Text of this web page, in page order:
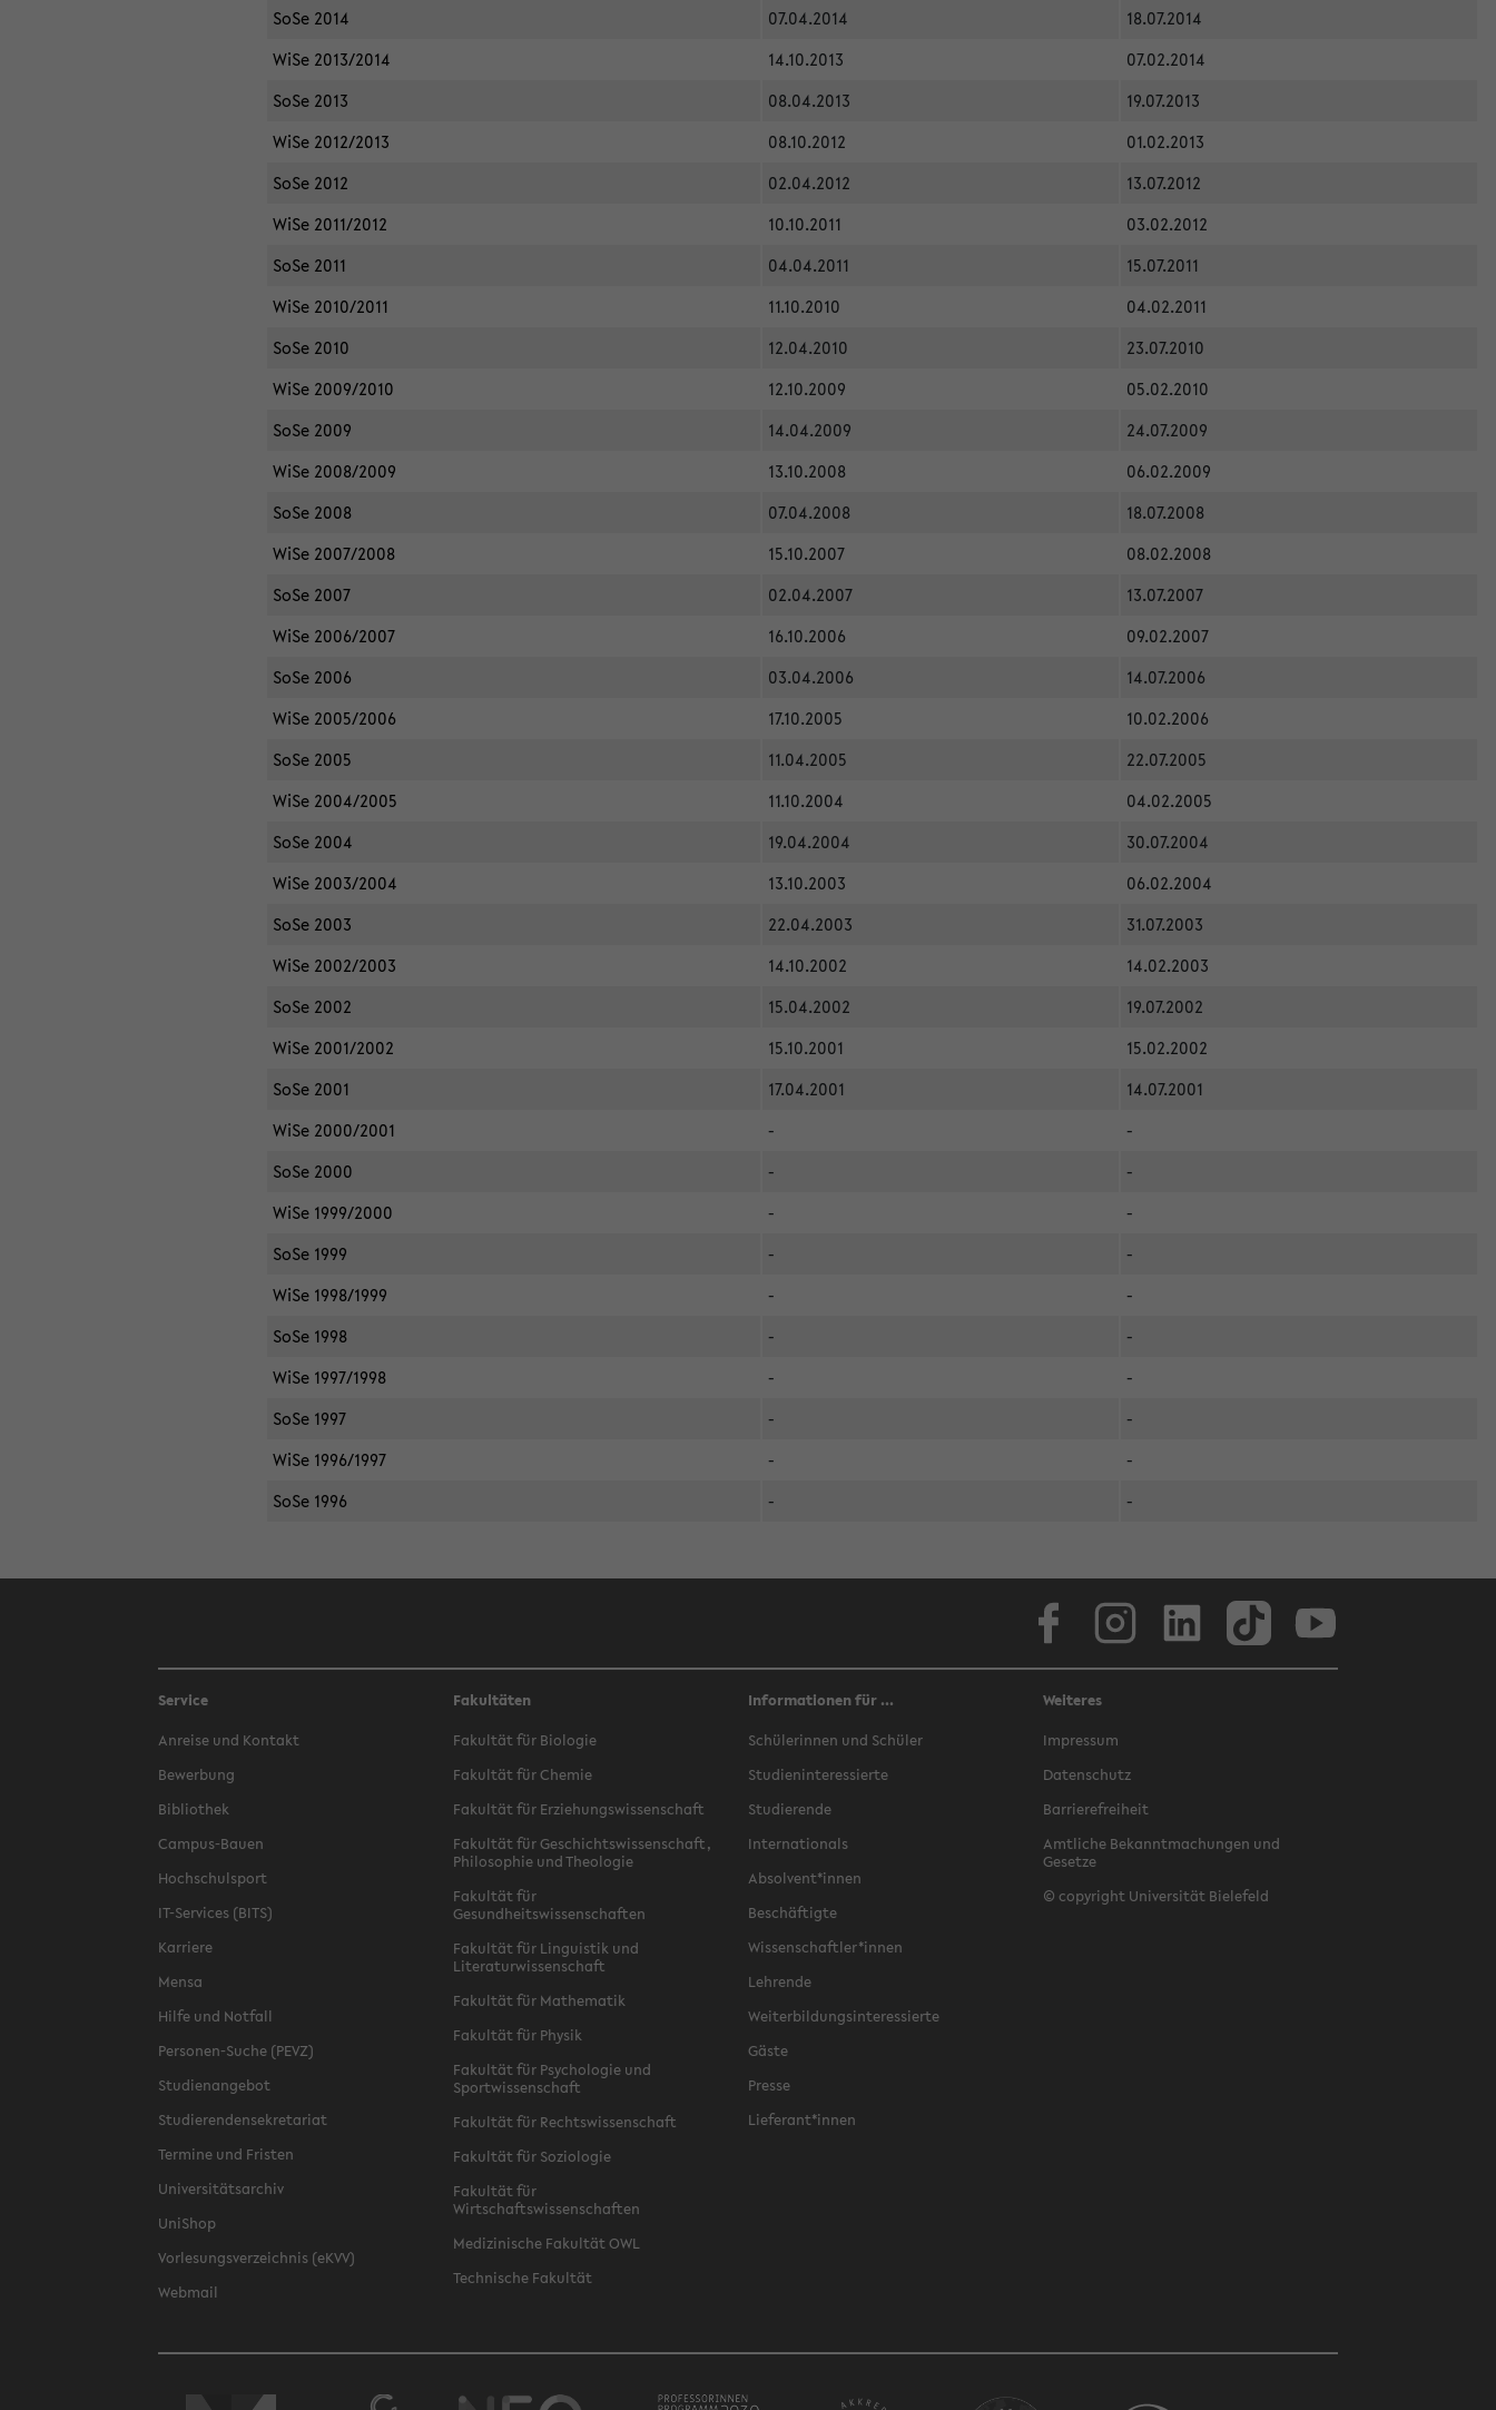
SoSe 2014
07.04.2014
18.07.2014
WiSe 2013/2014
14.10.2013
07.02.2014
SoSe 2013
08.04.2013
19.07.2013
WiSe 2012/2013
08.10.2012
01.02.2013
SoSe 2012
02.04.2012
13.07.2012
WiSe 2011/2012
10.10.2011
03.02.2012
SoSe 2011
04.04.2011
15.07.2011
WiSe 2010/2011
11.10.2010
04.02.2011
SoSe 2010
12.04.2010
23.07.2010
WiSe 2009/2010
12.10.2009
05.02.2010
SoSe 2009
14.04.2009
24.07.2009
WiSe 2008/2009
13.10.2008
06.02.2009
SoSe 2008
07.04.2008
18.07.2008
WiSe 2007/2008
15.10.2007
08.02.2008
SoSe 2007
02.04.2007
13.07.2007
WiSe 2006/2007
16.10.2006
09.02.2007
SoSe 2006
03.04.2006
14.07.2006
WiSe 2005/2006
17.10.2005
10.02.2006
SoSe 2005
11.04.2005
22.07.2005
WiSe 2004/2005
11.10.2004
04.02.2005
SoSe 2004
19.04.2004
30.07.2004
WiSe 2003/2004
13.10.2003
06.02.2004
SoSe 2003
22.04.2003
31.07.2003
WiSe 2002/2003
14.10.2002
14.02.2003
SoSe 2002
15.04.2002
19.07.2002
WiSe 2001/2002
15.10.2001
15.02.2002
SoSe 2001
17.04.2001
14.07.2001
WiSe 2000/2001
-
-
SoSe 2000
-
-
WiSe 1999/2000
-
-
SoSe 1999
-
-
WiSe 1998/1999
-
-
SoSe 1998
-
-
WiSe 1997/1998
-
-
SoSe 1997
-
-
WiSe 1996/1997
-
-
SoSe 1996
- -
Service
Anreise und Kontakt
Bewerbung
Bibliothek
Campus-Bauen
Hochschulsport
IT-Services (BITS)
Karriere
Mensa
Hilfe und Notfall
Personen-Suche (PEVZ)
Studienangebot
Studierendensekretariat
Termine und Fristen
Universitätsarchiv
UniShop
Vorlesungsverzeichnis (eKVV)
Webmail
Fakultäten
Fakultät für Biologie
Fakultät für Chemie
Fakultät für Erziehungswissenschaft
Fakultät für Geschichtswissenschaft,
Philosophie und Theologie
Fakultät für
Gesundheitswissenschaften
Fakultät für Linguistik und
Literaturwissenschaft
Fakultät für Mathematik
Fakultät für Physik
Fakultät für Psychologie und
Sportwissenschaft
Fakultät für Rechtswissenschaft
Fakultät für Soziologie
Fakultät für
Wirtschaftswissenschaften
Medizinische Fakultät OWL
Technische Fakultät
Informationen für ...
Schülerinnen und Schüler
Studieninteressierte
Studierende
Internationals
Absolvent*innen
Beschäftigte
Wissenschaftler*innen
Lehrende
Weiterbildungsinteressierte
Gäste
Presse
Lieferant*innen
Weiteres
Impressum
Datenschutz
Barrierefreiheit
Amtliche Bekanntmachungen und
Gesetze
© copyright Universität Bielefeld